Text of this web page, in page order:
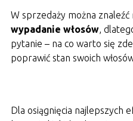
W sprzedaży można
wypadanie włosów,
pytanie – na co warto się
poprawić stan swoich
Dla osiągnięcia najlepszych